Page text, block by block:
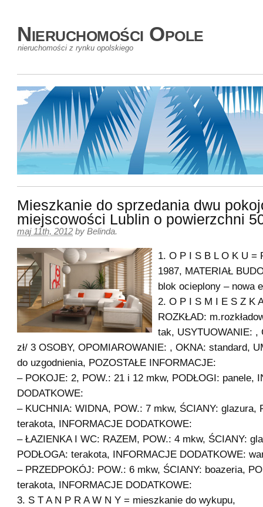
Nieruchomości Opole
nieruchomości z rynku opolskiego
Mieszkanie do sprzedania dwu
miejscowości Lublin o powierzchni
maj 11th, 2012 by Belinda.
1. O P I S B L O K U =
1987, MATERIAŁ
blok ocieplony – nowa
2. O P I S M I E S Z K
ROZKŁAD:
tak, USYTUOWANIE: ,
zł/ 3 OSOBY, OPOMIAROWANIE: , OKNA: standard,
do uzgodnienia, POZOSTAŁE INFORMACJE:
– POKOJE: 2, POW.: 21 i 12 mkw, PODŁOGI: panele,
DODATKOWE:
– KUCHNIA: WIDNA, POW.: 7 mkw, ŚCIANY: glazura,
terakota, INFORMACJE DODATKOWE:
– ŁAZIENKA I WC: RAZEM, POW.: 4 mkw, ŚCIANY:
PODŁOGA: terakota, INFORMACJE DODATKOWE:
– PRZEDPOKÓJ: POW.: 6 mkw, ŚCIANY: boazeria,
terakota, INFORMACJE DODATKOWE:
3. S T A N P R A W N Y = mieszkanie do wykupu,